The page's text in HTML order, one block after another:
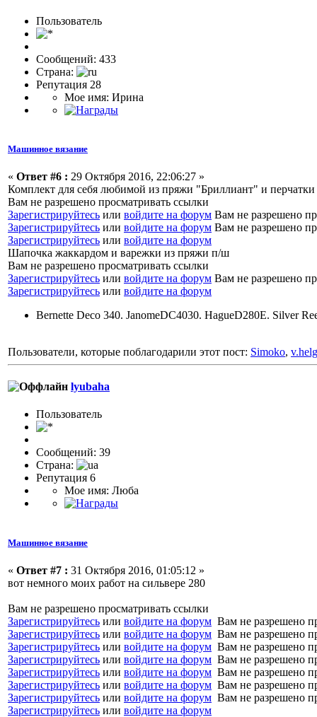
Пользовaтeль
Сообщений: 433
Страна:
Репутация 28
Мое имя: Ирина
Машинное вязание
« Ответ #6 : 29 Октября 2016, 22:06:27 »
Комплект для себя любимой из пряжи "Бриллиант" и
Вам не разрешено просматривать ссылки
Зарегистрируйтесь или войдите на форум Вам не разрешено
Зарегистрируйтесь или войдите на форум Вам не разрешено
Зарегистрируйтесь или войдите на форум
Шапочка жаккардом и варежки из пряжи п/ш
Вам не разрешено просматривать ссылки
Зарегистрируйтесь или войдите на форум Вам не разрешено
Зарегистрируйтесь или войдите на форум
Bernette Deco 340. JanomeDC4030. HagueD280E. Silver
Пользователи, которые поблагодарили этот пост: Simoko,
lyubaha
Пользоватeль
Сообщений: 39
Страна:
Репутация 6
Мое имя: Люба
Машинное вязание
« Ответ #7 : 31 Октября 2016, 01:05:12 »
вот немного моих работ на сильвере 280
Вам не разрешено просматривать ссылки
Зарегистрируйтесь или войдите на форум Вам не разрешено
Зарегистрируйтесь или войдите на форум Вам не разрешено
Зарегистрируйтесь или войдите на форум Вам не разрешено
Зарегистрируйтесь или войдите на форум Вам не разрешено
Зарегистрируйтесь или войдите на форум Вам не разрешено
Зарегистрируйтесь или войдите на форум Вам не разрешено
Зарегистрируйтесь или войдите на форум Вам не разрешено
Зарегистрируйтесь или войдите на форум